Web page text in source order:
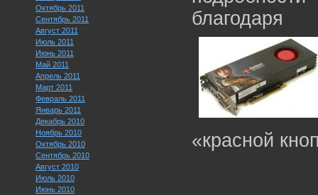
Октябрь 2011
Сентябрь 2011
Август 2011
Июль 2011
Июнь 2011
Май 2011
Апрель 2011
Март 2011
Февраль 2011
Январь 2011
Декабрь 2010
Ноябрь 2010
Октябрь 2010
Сентябрь 2010
Август 2010
Июль 2010
Июнь 2010
«красной